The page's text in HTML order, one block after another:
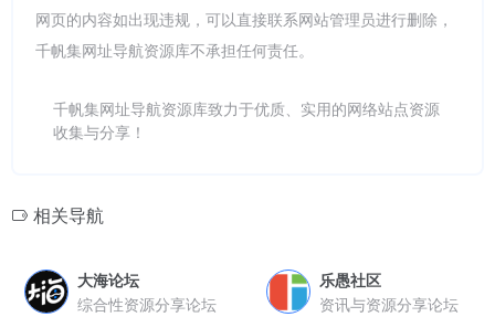
网页的内容如出现违规，可以直接联系网站管理员进行删除，
千帆集网址导航资源库不承担任何责任。
千帆集网址导航资源库致力于优质、实用的网络站点资源
收集与分享！
相关导航
大海论坛
综合性资源分享论坛
乐愚社区
资讯与资源分享论坛